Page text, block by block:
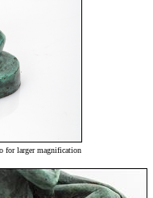
for larger magnification